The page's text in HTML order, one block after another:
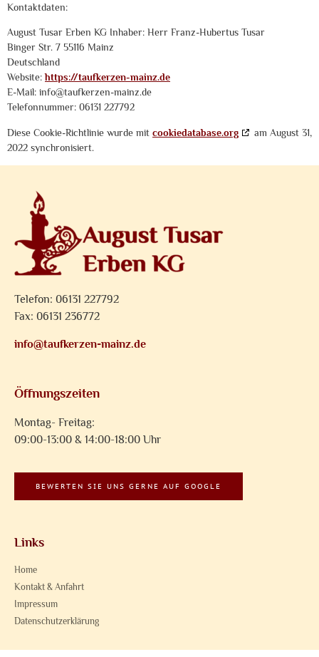
Kontaktdaten:
August Tusar Erben KG Inhaber: Herr Franz-Hubertus Tusar
Binger Str. 7 55116 Mainz
Deutschland
Website:https://taufkerzen-mainz.de
E-Mail: info@taufkerzen-mainz.de
Telefonnummer: 06131 227792
Diese Cookie-Richtlinie wurde mit cookiedatabase.org
am August 31,
2022 synchronisiert.
Telefon: 06131 227792
Fax: 06131 236772
info@taufkerzen-mainz.de
Öffnungszeiten
Montag- Freitag:
09:00-13:00 & 14:00-18:00 Uhr
BEWERTEN SIE UNS GERNE AUF GOOGLE
Links
Home
Kontakt & Anfahrt
Impressum
Datenschutzerklärung